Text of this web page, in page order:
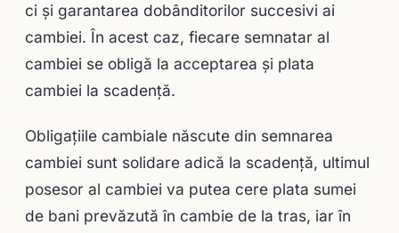
ci şi garantarea dobânditorilor succesivi ai
cambiei. În acest caz, fiecare semnatar al
cambiei se obligă la acceptarea şi plata
cambiei la scadenţă.
Obligaţiile cambiale născute din semnarea
cambiei sunt solidare adică la scadenţă, ultimul
posesor al cambiei va putea cere plata sumei
de bani prevăzută în cambie de la tras, iar în